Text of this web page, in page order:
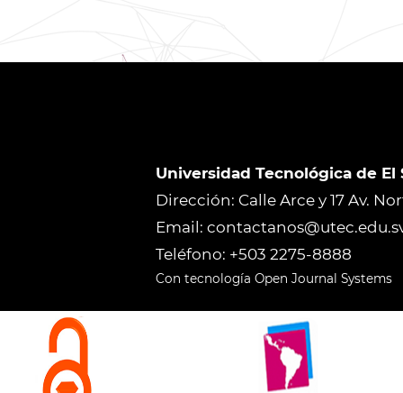
Universidad Tecnológica de El
Dirección: Calle Arce y 17 Av.
Email:
Teléfono: +503 2275-8888
Con tecnología Open Journal Systems